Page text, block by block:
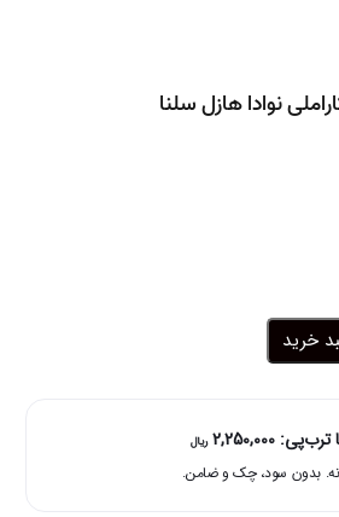
نوادا هازل سلنا
خرید
ترب‌پی: 2,250,000 ریال